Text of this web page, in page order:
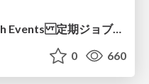
Rubyで Amazon CloudWatch Events 定期ジョブを書けるやつ作った話
0 660